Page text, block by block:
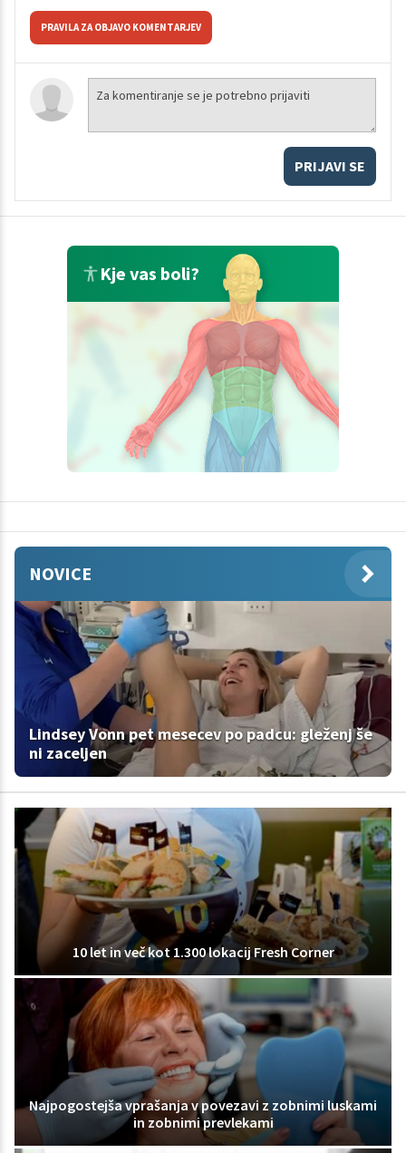
PRAVILA ZA OBJAVO KOMENTARJEV
PRIJAVI SE
Kje vas boli?
NOVICE
Lindsey Vonn pet mesecev po padcu: gleženj še
ni zaceljen
10 let in več kot 1.300 lokacij Fresh Corner
Najpogostejša vprašanja v povezavi z zobnimi luskami
in zobnimi prevlekami